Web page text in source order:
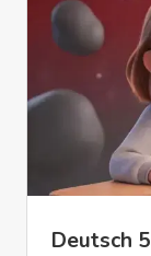
Deutsch 5